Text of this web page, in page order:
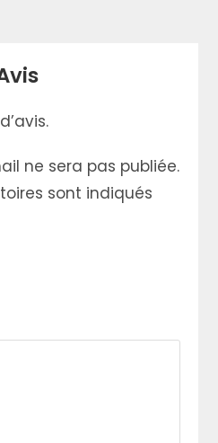
ne sera pas publiée.
sont indiqués